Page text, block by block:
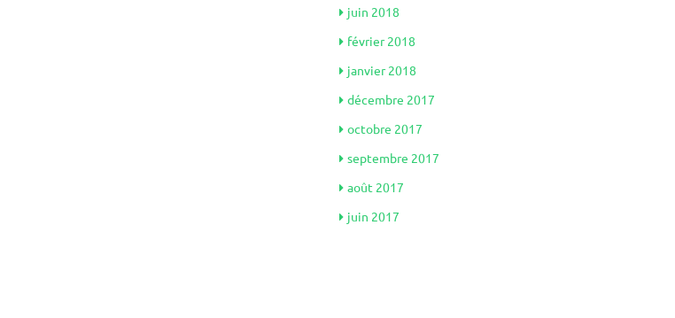
juin 2018
février 2018
janvier 2018
décembre 2017
octobre 2017
septembre 2017
août 2017
juin 2017